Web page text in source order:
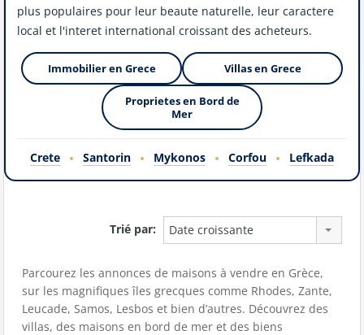
plus populaires pour leur beaute naturelle, leur caractere
local et l'interet international croissant des acheteurs.
Immobilier en Grece Villas en Grece
Proprietes en Bord de
Mer
Crete Santorin Mykonos Corfou Lefkada
Trié par: Date croissante
Parcourez les annonces de maisons à vendre en Grèce,
sur les magnifiques îles grecques comme Rhodes, Zante,
Leucade, Samos, Lesbos et bien d’autres. Découvrez des
villas, des maisons en bord de mer et des biens